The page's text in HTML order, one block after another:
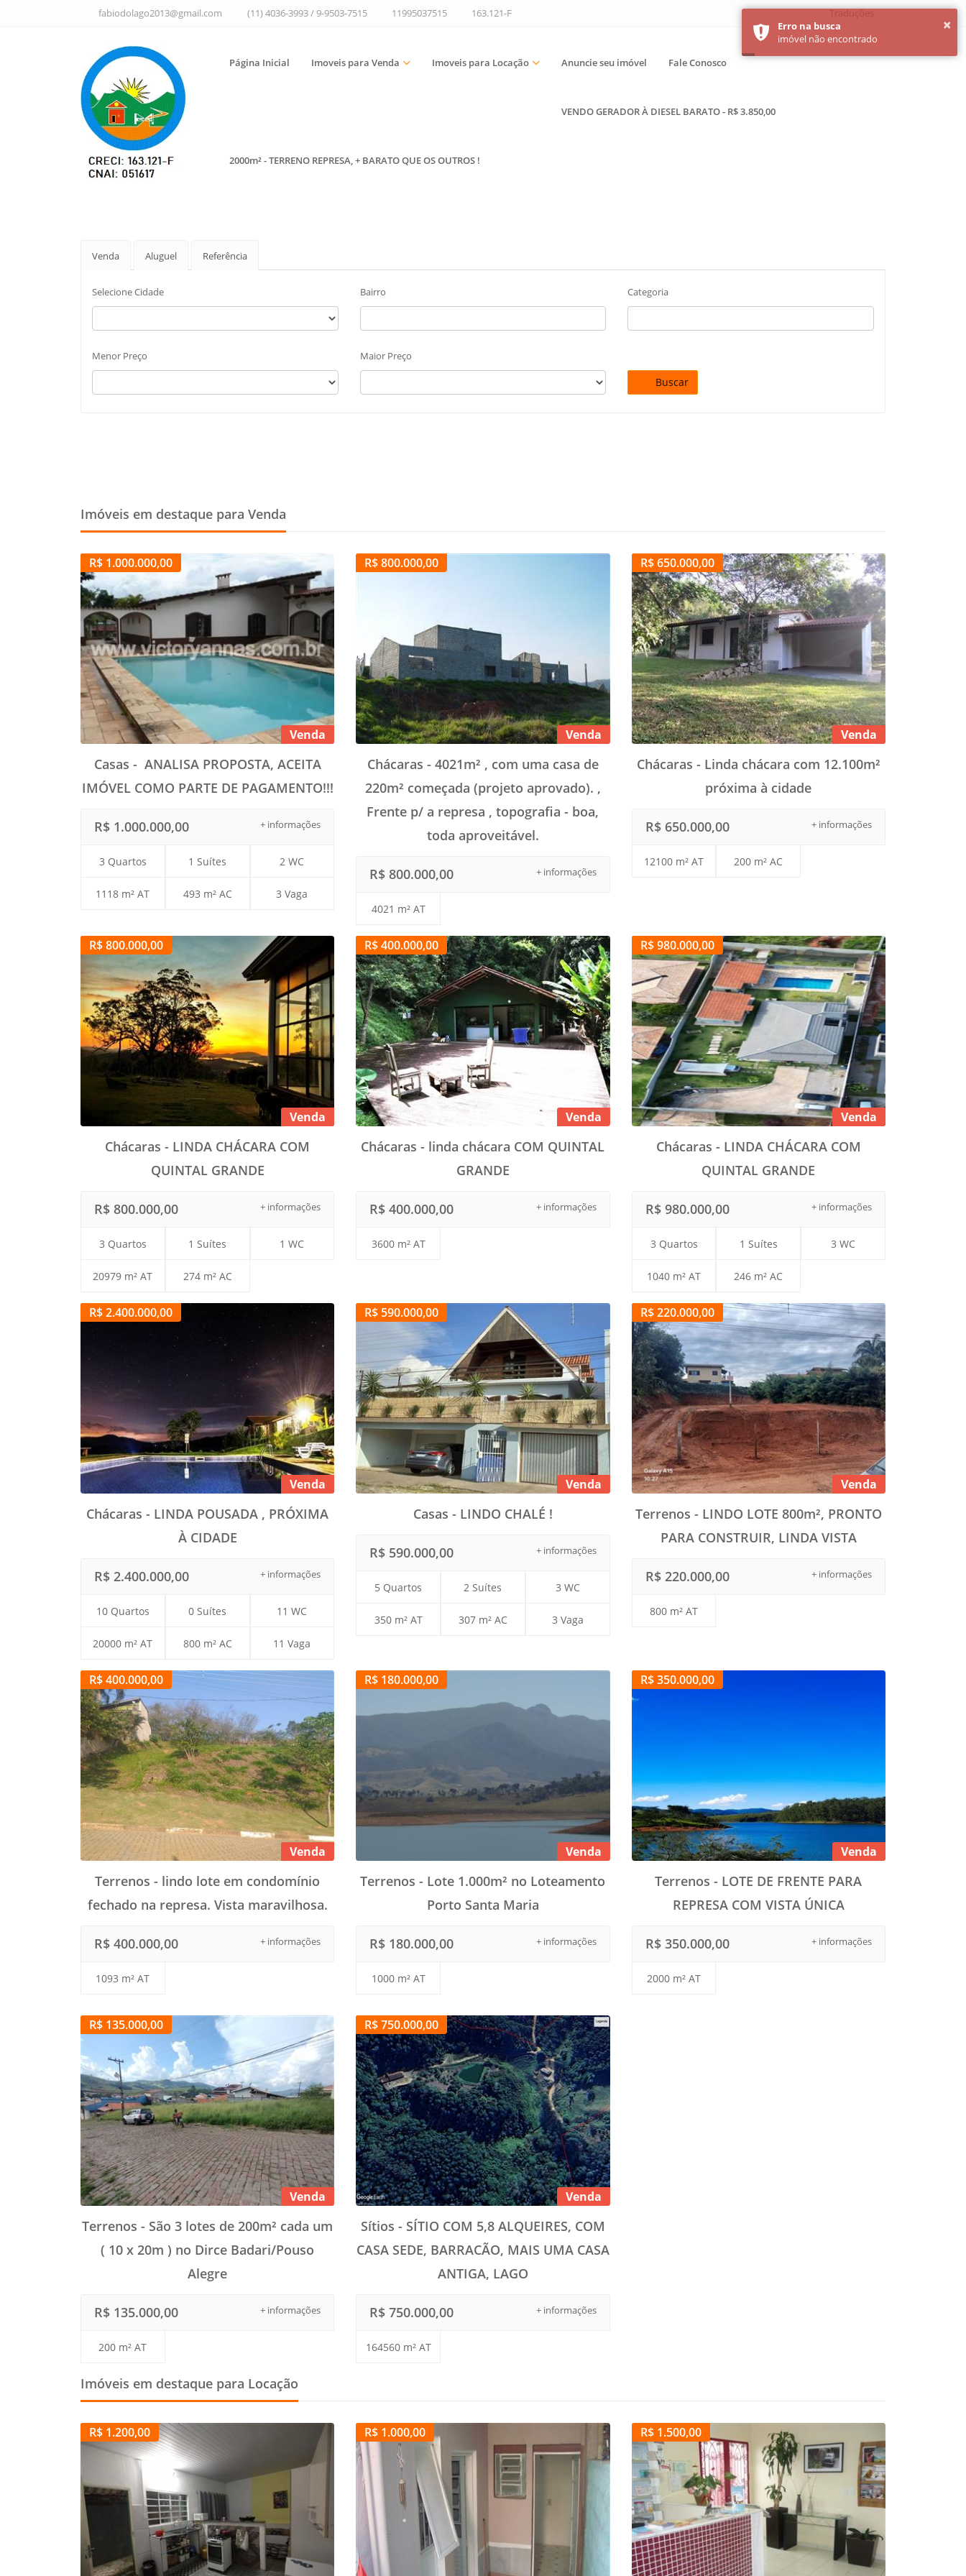
fabiodolago2013@gmail.com (11) 4036-3993 / 9-9503-7515 11995037515 163.121-F Traduções
Página Inicial Imoveis para Venda Imoveis para Locação Anuncie seu imóvel Fale Conosco
VENDO GERADOR À DIESEL BARATO - R$ 3.850,00
2000m² - TERRENO REPRESA, + BARATO QUE OS OUTROS !
Venda Aluguel Referência
Selecione Cidade Bairro Categoria
Menor Preço Maior Preço
Buscar
Imóveis em destaque para Venda
R$ 1.000.000,00
Venda
Casas - ANALISA PROPOSTA, ACEITA
IMÓVEL COMO PARTE DE PAGAMENTO!!!
+ informações
R$ 1.000.000,00
3 Quartos 1 Suítes 2 WC
1118 m² AT 493 m² AC 3 Vaga
R$ 800.000,00
Venda
Chácaras - 4021m² , com uma casa de
220m² começada (projeto aprovado). ,
Frente p/ a represa , topografia - boa,
toda aproveitável.
+ informações
R$ 800.000,00
4021 m² AT
R$ 650.000,00
Venda
Chácaras - Linda chácara com 12.100m²
próxima à cidade
+ informações
R$ 650.000,00
12100 m² AT 200 m² AC
R$ 800.000,00
Venda
Chácaras - LINDA CHÁCARA COM
QUINTAL GRANDE
+ informações
R$ 800.000,00
3 Quartos 1 Suítes 1 WC
20979 m² AT 274 m² AC
R$ 400.000,00
Venda
Chácaras - linda chácara COM QUINTAL
GRANDE
+ informações
R$ 400.000,00
3600 m² AT
R$ 980.000,00
Venda
Chácaras - LINDA CHÁCARA COM
QUINTAL GRANDE
+ informações
R$ 980.000,00
3 Quartos 1 Suítes 3 WC
1040 m² AT 246 m² AC
R$ 2.400.000,00
Venda
Chácaras - LINDA POUSADA , PRÓXIMA
À CIDADE
+ informações
R$ 2.400.000,00
10 Quartos 0 Suítes 11 WC
20000 m² AT 800 m² AC 11 Vaga
R$ 590.000,00
Venda
Casas - LINDO CHALÉ !
+ informações
R$ 590.000,00
5 Quartos 2 Suítes 3 WC
350 m² AT 307 m² AC 3 Vaga
R$ 220.000,00
Venda
Terrenos - LINDO LOTE 800m², PRONTO
PARA CONSTRUIR, LINDA VISTA
+ informações
R$ 220.000,00
800 m² AT
R$ 400.000,00
Venda
Terrenos - lindo lote em condomínio
fechado na represa. Vista maravilhosa.
+ informações
R$ 400.000,00
1093 m² AT
R$ 180.000,00
Venda
Terrenos - Lote 1.000m² no Loteamento
Porto Santa Maria
+ informações
R$ 180.000,00
1000 m² AT
R$ 350.000,00
Venda
Terrenos - LOTE DE FRENTE PARA
REPRESA COM VISTA ÚNICA
+ informações
R$ 350.000,00
2000 m² AT
R$ 135.000,00
Venda
Terrenos - São 3 lotes de 200m² cada um
( 10 x 20m ) no Dirce Badari/Pouso
Alegre
+ informações
R$ 135.000,00
200 m² AT
R$ 750.000,00
Venda
Sítios - SÍTIO COM 5,8 ALQUEIRES, COM
CASA SEDE, BARRACÃO, MAIS UMA CASA
ANTIGA, LAGO
+ informações
R$ 750.000,00
164560 m² AT
Imóveis em destaque para Locação
R$ 1.200,00 R$ 1.000,00 R$ 1.500,00